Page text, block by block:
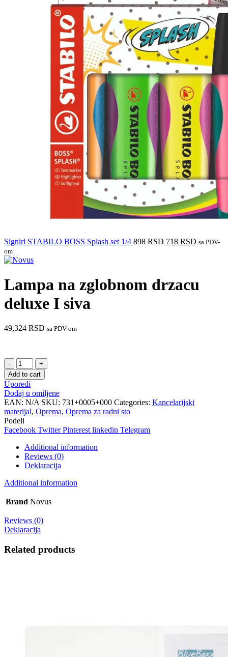
Signiri STABILO BOSS Splash set 1/4 898RSD 718 RSD sa PDV-
om
Lampa na zglobnom drzacu
deluxe I siva
49,324 RSD sa PDV-om
Lampa
na
zglobnom
drzacu
deluxe
I
siva
quantity
Add to cart
Uporedi
Dodaj u omiljene
EAN: N/A SKU: 731+0005+000 Categories: Kancelarijski
materijal, Oprema, Oprema za radni sto
Podeli
Facebook Twitter Pinterest linkedin Telegram
Additional information
Reviews (0)
Deklaracija
Additional information
Brand Novus
Reviews (0)
Deklaracija
Related products